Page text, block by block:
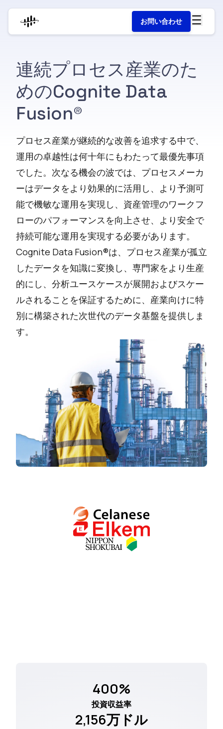
お問い合わせ
連続プロセス産業のた
めのCognite Data
Fusion®
プロセス産業が継続的な改善を追求する中で、
運用の卓越性は何十年にもわたって最優先事項
でした。次なる機会の波では、プロセスメーカ
ーはデータをより効果的に活用し、より予測可
能で機敏な運用を実現し、資産管理のワークフ
ローのパフォーマンスを向上させ、より安全で
持続可能な運用を実現する必要があります。
Cognite Data Fusion®は、プロセス産業が孤立
したデータを知識に変換し、専門家をより生産
的にし、分析ユースケースが展開およびスケー
ルされることを保証するために、産業向けに特
別に構築された次世代のデータ基盤を提供しま
す。
400%
投資収益率
2,156万ドル